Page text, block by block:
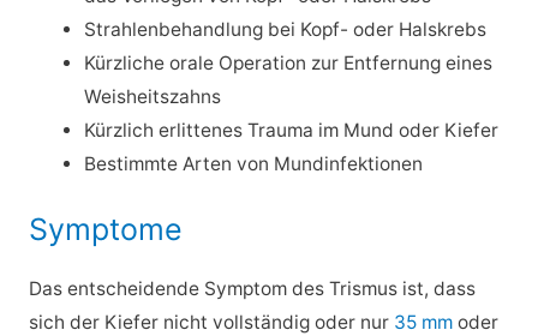
Strahlenbehandlung bei Kopf- oder Halskrebs
Kürzliche orale Operation zur Entfernung eines
Weisheitszahns
Kürzlich erlittenes Trauma im Mund oder Kiefer
Bestimmte Arten von Mundinfektionen
Symptome
Das entscheidende Symptom des Trismus ist, dass
sich der Kiefer nicht vollständig oder nur 35 mmoder